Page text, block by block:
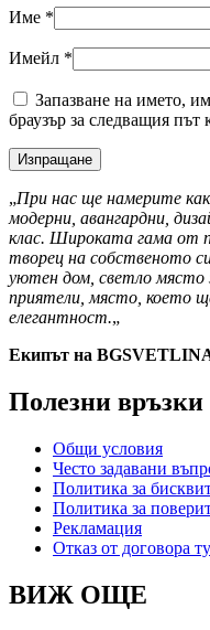
Име *
Имейл *
Запазване на името,
браузър за следващия път
„При нас ще намерите
модерни, авангардни,
клас. Широката гама от
творец на собственото
уютен дом, светло място
приятели, място, което
елегантност.„
Екипът на
Полезни връзки
Общи условия
Често задавани
Политика за
Политика за
Рекламация
Отказ от договора
ВИЖ ОЩЕ